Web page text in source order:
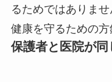
るためではありま
健康を守るための方
保護者と医院が同